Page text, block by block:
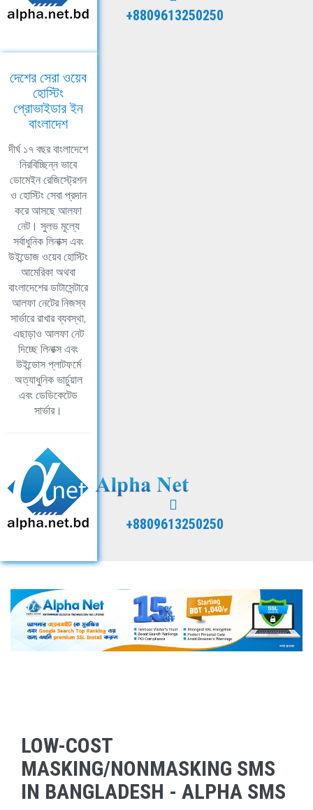
+8809613250250
দেশের সেরা ওয়েব
হোস্টিং
প্রোভাইডার ইন
বাংলাদেশ
দীর্ঘ ১৭ বছর বাংলাদেশে
নিরবিচ্ছিন্ন ভাবে
ডোমেইন রেজিস্ট্রেশন
ও হোস্টিং সেবা প্রদান
করে আসছে আলফা
নেট। সুলভ মূল্যে
সর্বাধুনিক লিনাক্স এবং
উইন্ডোজ ওয়েব হোস্টিং
আমেরিকা অথবা
বাংলাদেশের ডাটাসেন্টারে
আলফা নেটের নিজস্ব
সার্ভারে রাখার ব্যবস্থা,
এছাড়াও আলফা নেট
দিচ্ছে লিনাক্স এবং
উইন্ডোস প্লাটফর্মে
অত্যাধুনিক ভার্চুয়াল
এবং ডেডিকেটেড
সার্ভার।
+8809613250250
LOW-COST
MASKING/NONMASKING SMS
IN BANGLADESH - ALPHA SMS